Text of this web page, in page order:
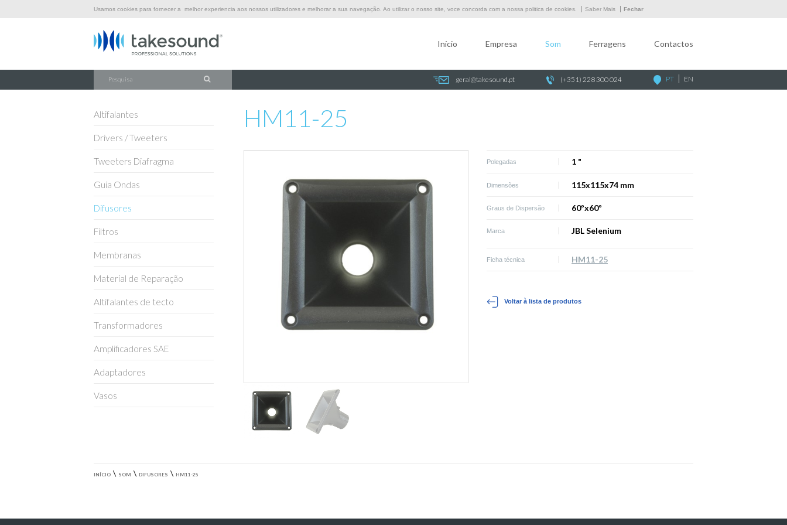
Usamos cookies para fornecer a melhor experiencia aos nossos utilizadores e melhorar a sua navegação. Ao utilizar o nosso site, voce concorda com a nossa politica de cookies. Saber Mais Fechar
Contactos
Início Empresa Som Ferragens Contactos
geral@takesound.pt (+351) 228 300 024 PT EN
INÍCIO \ SOM
HM11-25
Polegadas 1 "
Dimensões 115x115x74 mm
Graus de Dispersão 60ºx60º
Marca JBL Selenium
Ficha técnica HM11-25
Voltar à lista de produtos
Altifalantes
Drivers / Tweeters
Tweeters Diafragma
Guia Ondas
Difusores
Filtros
Membranas
Material de Reparação
Altifalantes de tecto
Transformadores
Amplificadores SAE
Adaptadores
Vasos
INÍCIO \ SOM \ DIFUSORES \ HM11-25